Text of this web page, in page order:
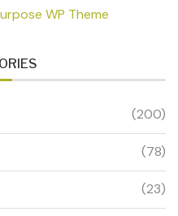
(200)
(78)
(23)